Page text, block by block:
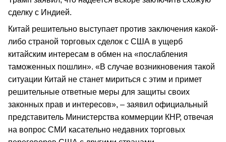
сделку с Индией.
Китай решительно выступает против заключения какой-
либо страной торговых сделок с США в ущерб
китайским интересам в обмен на «послабления
таможенных пошлин». «В случае возникновения такой
ситуации Китай не станет мириться с этим и примет
решительные ответные меры для защиты своих
законных прав и интересов», – заявил официальный
представитель Министерства коммерции КНР, отвечая
на вопрос СМИ касательно недавних торговых